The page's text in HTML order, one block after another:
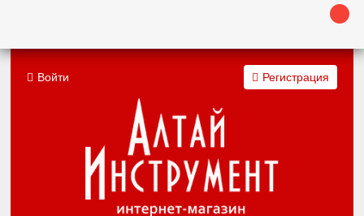
Войти Регистрация